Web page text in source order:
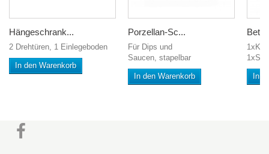
Hängeschrank...
2 Drehtüren, 1 Einlegeboden
In den Warenkorb
Porzellan-Sc...
Für Dips und
Saucen, stapelbar
In den Warenkorb
Bett
In